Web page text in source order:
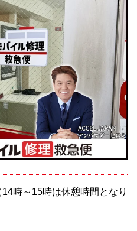
時～15時は休憩時間となり